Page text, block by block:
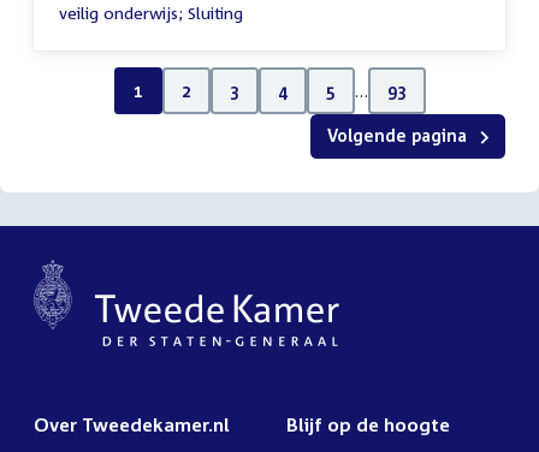
veilig onderwijs; Sluiting
1 2 3 4 5 … 93
Volgende pagina
Over Tweedekamer.nl Blijf op de hoogte